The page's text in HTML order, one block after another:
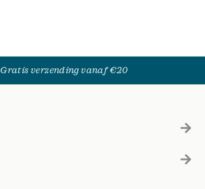
Gratis verzending vanaf €20